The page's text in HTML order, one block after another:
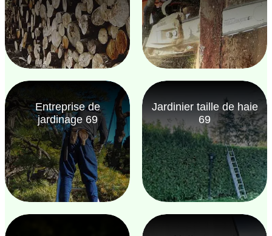
Entreprise de
jardinage 69
Jardinier taille de haie
69